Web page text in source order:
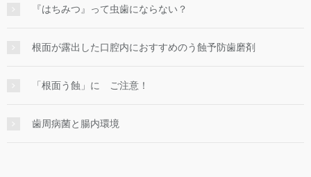
『はちみつ』って虫歯にならない？
根面が露出した口腔内におすすめのう蝕予防歯磨剤
「根面う蝕」に ご注意！
歯周病菌と腸内環境